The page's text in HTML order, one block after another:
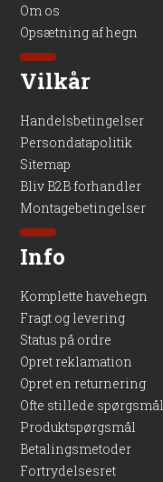
Om os
Opsætning af hegn
Vilkår
Handelsbetingelser
Persondatapolitik
Sitemap
Bliv B2B forhandler
Montagebetingelser
Info
Komplette havehegn
Fragt og levering
Status på ordre
Opret reklamation
Opret en returnering
Ofte stillede spørgsmål
Produktspørgsmål
Betalingsmetoder
Fortrydelsesret